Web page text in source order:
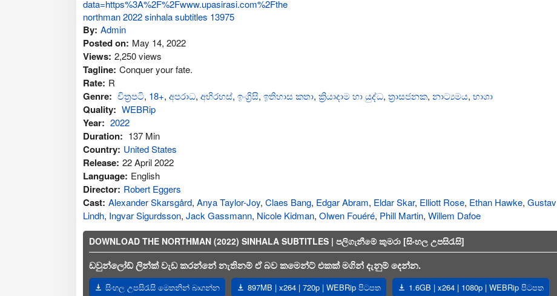
By: Admin
Posted on: May 14, 2022
Views: 2,250 views
Tagline: Conquer your fate.
Rate: R
Genre: චිත්‍රපටි, 18+, අප‍රාධ, අභිරහස්, ඉංග්‍රිසි, ඉතිහාස කතා, ක්‍රියාදාම හා යුද්ධ, ත්‍රාසජනක, නාට්‍යමය, භාශා
Quality: WEBRip
Year: 2022
Duration: 137 Min
Country: United States
Release: 22 April 2022
Language: English
Director: Robert Eggers
Cast: Alexander Skarsgård, Anya Taylor-Joy, Claes Bang, Edgar Abram, Eldar Skar, Elliott Rose, Ethan Hawke, Gustav
Lindh, Ingvar Sigurdsson, Jack Gassmann, Nicole Kidman, Olwen Fouéré, Phill Martin, Willem Dafoe
DOWNLOAD THE NORTHMAN (2022) SINHALA SUBTITLES | පලිගැනීමේ කුමරා [සිංහල උපසිරැසි]
ඩවුන්ලෝඩ් ලින්ක් වැඩ කරන්නේ නැතිනම් ඒ බව කමෙන්ට් එකක් මගින් දැනුම් දෙන්න.
සිංහල උපසිරැසි මෙතනින් බාගන්න 897MB | x264 | 720p | WEBRip පිටපත 1.6GB | x264 | 1080p | WEBRip පිටපත